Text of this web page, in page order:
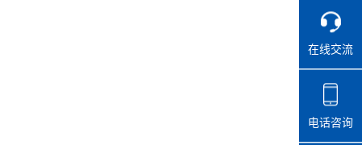
在线交流
电话咨询